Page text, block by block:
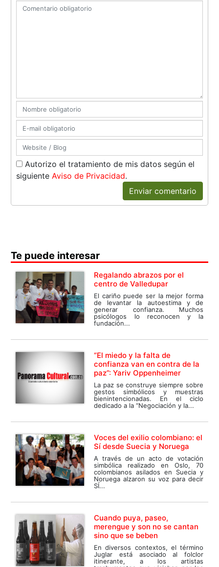
Autorizo el tratamiento de mis datos según el
siguienteAviso de Privacidad.
Enviar comentario
Te puede interesar
Regalando abrazos por el
centro de Valledupar
El cariño puede ser la mejor forma
de levantar la autoestima y de
generar confianza. Muchos
psicólogos lo reconocen y la
fundación...
“El miedo y la falta de
confianza van en contra de la
paz”: Yariv Oppenheimer
La paz se construye siempre sobre
gestos simbólicos y muestras
bienintencionadas. En el ciclo
dedicado a la “Negociación y la...
Voces del exilio colombiano: el
Sí desde Suecia y Noruega
A través de un acto de votación
simbólica realizado en Oslo, 70
colombianos asilados en Suecia y
Noruega alzaron su voz para decir
SÍ...
Cuando puya, paseo,
merengue y son no se cantan
sino que se beben
En diversos contextos, el término
Juglar está asociado al folclor
itinerante, a los artistas